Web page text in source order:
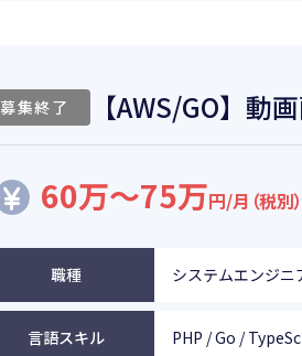
募集終了 【AWS/GO】
60万～75万円/月（税別）
職種 システムエンジニ
言語スキル PHP / Go /